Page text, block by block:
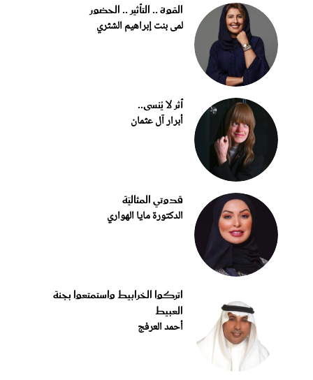
القوة .. التأثير .. الحضور
لمى بنت إبراهيم الشثري
أثر لا يُنسى..
أبرار آل عثمان
قدوتي المثاليّة
الدكتورة مايا الهواري
اتركوا الخرابيط واستمتعوا بجنة
العبيط
أحمد العرفج